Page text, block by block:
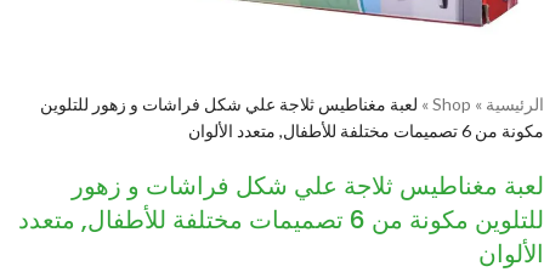
الرئيسية »
Shop
» لعبة مغناطيس ثلاجة علي شكل فراشات و زهور للتلوين
مكونة من 6 تصميمات مختلفة للأطفال, متعدد الألوان
لعبة مغناطيس ثلاجة علي شكل فراشات و زهور
للتلوين مكونة من 6 تصميمات مختلفة للأطفال, متعدد
الألوان